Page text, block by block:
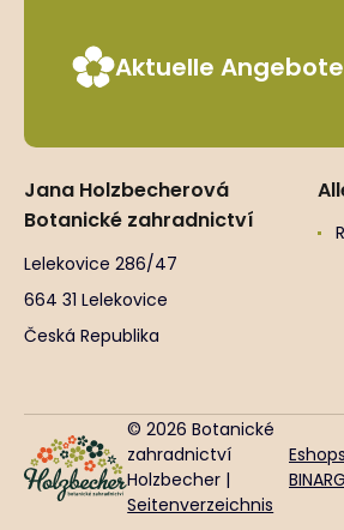
Aktuelle
Jana Holzbecherová
Botanické zahradnictví
Lelekovice 286/47
664 31 Lelekovice
Česká Republika
© 2026 Botanické
zahradnictví
Holzbecher |
Seitenverzeichnis